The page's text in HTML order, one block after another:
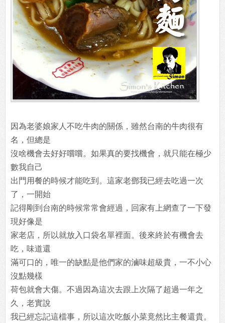
因為老婆娘家人不吃牛肉的關係，雖然台南的牛肉很有
名，但總是
沒啥機會去好好嚐嚐。如果真的要找機會，就只能在極少
數我自己
出門用餐的時候才能吃到。這家老鄧我已經去吃過一次
了，一開始
記得剛到台南的時候常常會經過，回家有上網查了一下發
現好像是
家老店，所以就放入口袋名單裡面。後來終於有機會去
吃，味道還
滿可口的，唯一的缺點是他們家的滷味超級貴，一不小心
沒點幾樣
荷包就會大傷。不過因為這次去跟上次隔了超過一年之
久，老實說
我已經忘記這檔事，所以這次吃飯小菜竟然比主餐還貴。